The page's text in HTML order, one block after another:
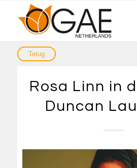
Rosa Linn in
Duncan